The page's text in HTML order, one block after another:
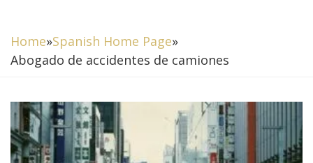
Home»Spanish Home Page»
Abogado de accidentes de camiones